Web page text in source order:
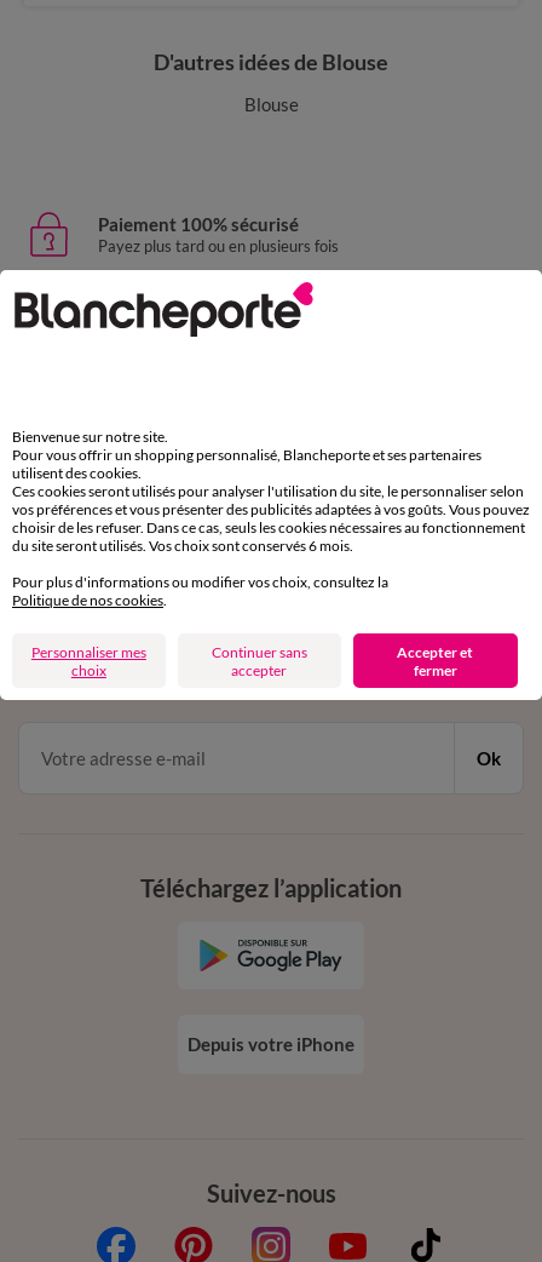
D'autres idées de Blouse
Blouse
Paiement 100% sécurisé
Payez plus tard ou en plusieurs fois
Livraison express
domicile, relais, consignes automatiques
Service clients
par chat et par téléphone
de 8h00 à 20h00 du lundi au samedi
en vous inscrivant à la newsletter
dès 20€ d’achat
conditions dans votre email de confirmation
Ok
Suivez-nous
Téléchargez l’application
Depuis votre iPhone
Bienvenue sur notre site.
Pour vous offrir un shopping personnalisé, Blancheporte et ses partenaires
utilisent des cookies.
Ces cookies seront utilisés pour analyser l'utilisation du site, le personnaliser selon
vos préférences et vous présenter des publicités adaptées à vos goûts. Vous pouvez
choisir de les refuser. Dans ce cas, seuls les cookies nécessaires au fonctionnement
du site seront utilisés. Vos choix sont conservés 6 mois.
Pour plus d'informations ou modifier vos choix, consultez la
Politique de nos cookies.
Personnaliser mes
choix
Continuer sans
accepter
Accepter et
fermer